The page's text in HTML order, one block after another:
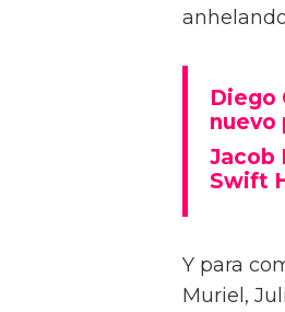
Diego
nuevo
Jacob
Swift
Y para
Muriel,